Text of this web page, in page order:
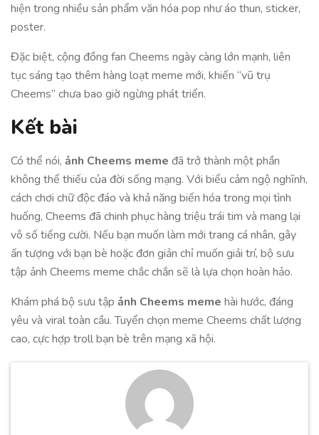
hiện trong nhiều sản phẩm văn hóa pop như áo thun, sticker,
poster.
Đặc biệt, cộng đồng fan Cheems ngày càng lớn mạnh, liên
tục sáng tạo thêm hàng loạt meme mới, khiến “vũ trụ
Cheems” chưa bao giờ ngừng phát triển.
Kết bài
Có thể nói, ảnh Cheems meme đã trở thành một phần
không thể thiếu của đời sống mạng. Với biểu cảm ngộ nghĩnh,
cách chơi chữ độc đáo và khả năng biến hóa trong mọi tình
huống, Cheems đã chinh phục hàng triệu trái tim và mang lại
vô số tiếng cười. Nếu bạn muốn làm mới trang cá nhân, gây
ấn tượng với bạn bè hoặc đơn giản chỉ muốn giải trí, bộ sưu
tập ảnh Cheems meme chắc chắn sẽ là lựa chọn hoàn hảo.
Khám phá bộ sưu tập ảnh Cheems meme hài hước, đáng
yêu và viral toàn cầu. Tuyển chọn meme Cheems chất lượng
cao, cực hợp troll bạn bè trên mạng xã hội.